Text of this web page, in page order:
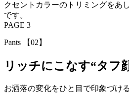
クセントカラーのトリミングをあ
です。
PAGE 3
Pants 【02】
リッチにこなす“タフ
お洒落の変化をひと目で印象づけ